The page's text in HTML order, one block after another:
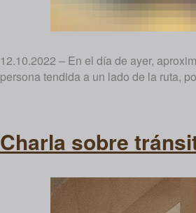
12.10.2022 – En el día de ayer,
persona tendida a un lado de la ruta,
Charla sobre